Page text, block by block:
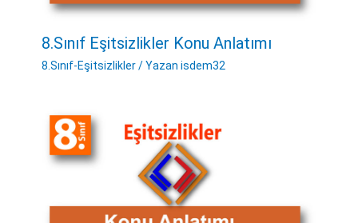
8.Sınıf Eşitsizlikler Konu Anlatımı
8.Sınıf-Eşitsizlikler/ Yazan isdem32